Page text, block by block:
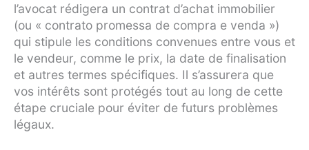
l’avocat rédigera un contrat d’achat immobilier
(ou « contrato promessa de compra e venda »)
qui stipule les conditions convenues entre vous et
le vendeur, comme le prix, la date de finalisation
et autres termes spécifiques. Il s’assurera que
vos intérêts sont protégés tout au long de cette
étape cruciale pour éviter de futurs problèmes
légaux.